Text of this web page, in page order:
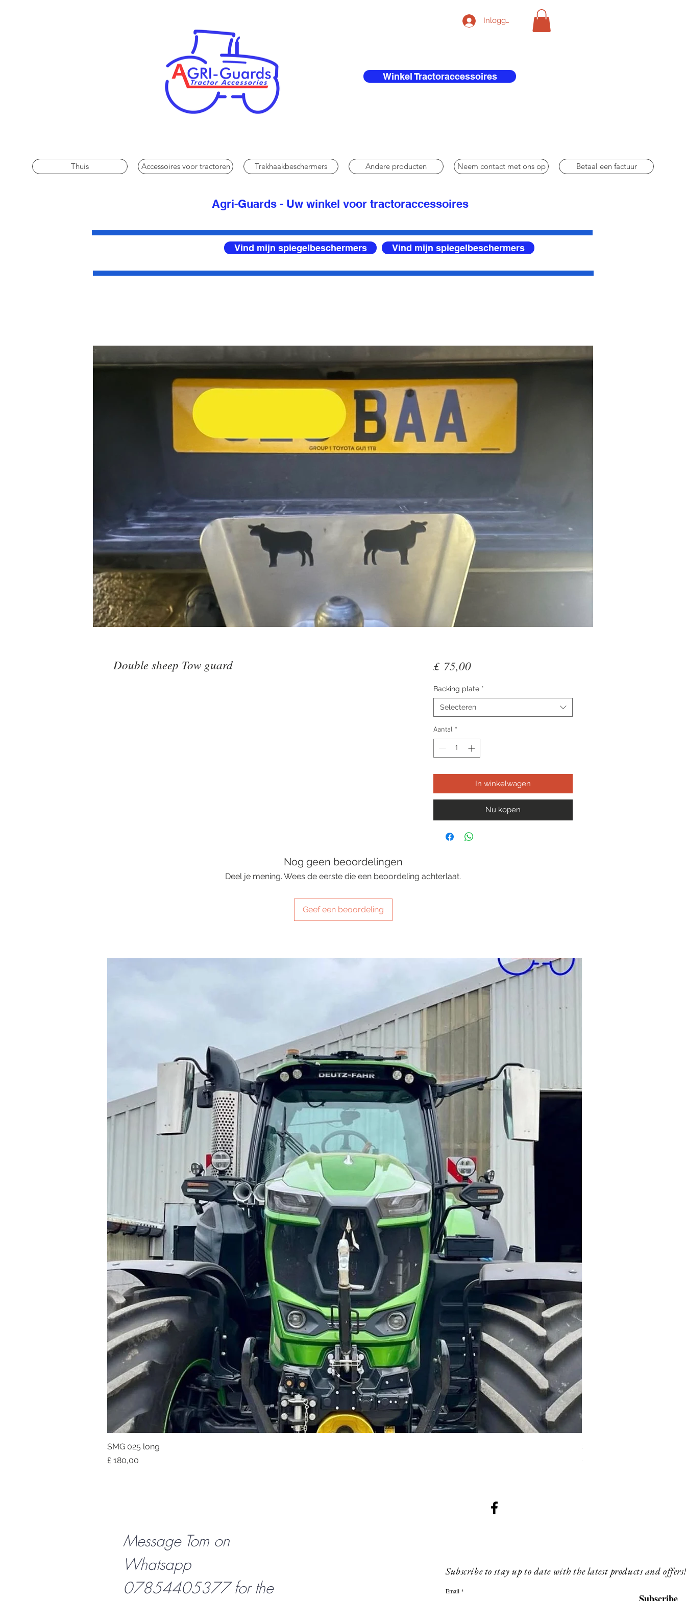
Inloggen
Winkel Tractoraccessoires
Thuis Accessoires voor tractoren Trekhaakbeschermers Andere producten Neem contact met ons op Betaal een factuur
Agri-Guards - Uw winkel voor tractoraccessoires
Vind mijn spiegelbeschermers Vind mijn spiegelbeschermers
Double sheep Tow guard £ 75,00Prijs
Backing plate *
Selecteren
Aantal *
In winkelwagen
Nu kopen
Nog geen beoordelingen
Deel je mening. Wees de eerste die een beoordeling achterlaat.
Geef een beoordeling
SMG 025 long
Prijs
£ 180,00
SMG 008 stainless and
Prijs
£ 200,00
Message Tom on
Whatsapp
07854405377 for the
Subscribe to stay up to date with the latest products and
Email